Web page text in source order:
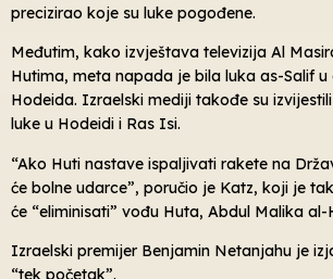
precizirao koje su luke pogođene.
Međutim, kako izvještava televizija Al
Hutima, meta napada je bila luka as-Salif u
Hodeida. Izraelski mediji takođe su
luke u Hodeidi i Ras Isi.
“Ako Huti nastave ispaljivati rakete na
će bolne udarce”, poručio je Katz, koji je
će “eliminisati” vođu Huta, Abdul Malika al-
Izraelski premijer Benjamin Netanjahu je
“tek početak”.